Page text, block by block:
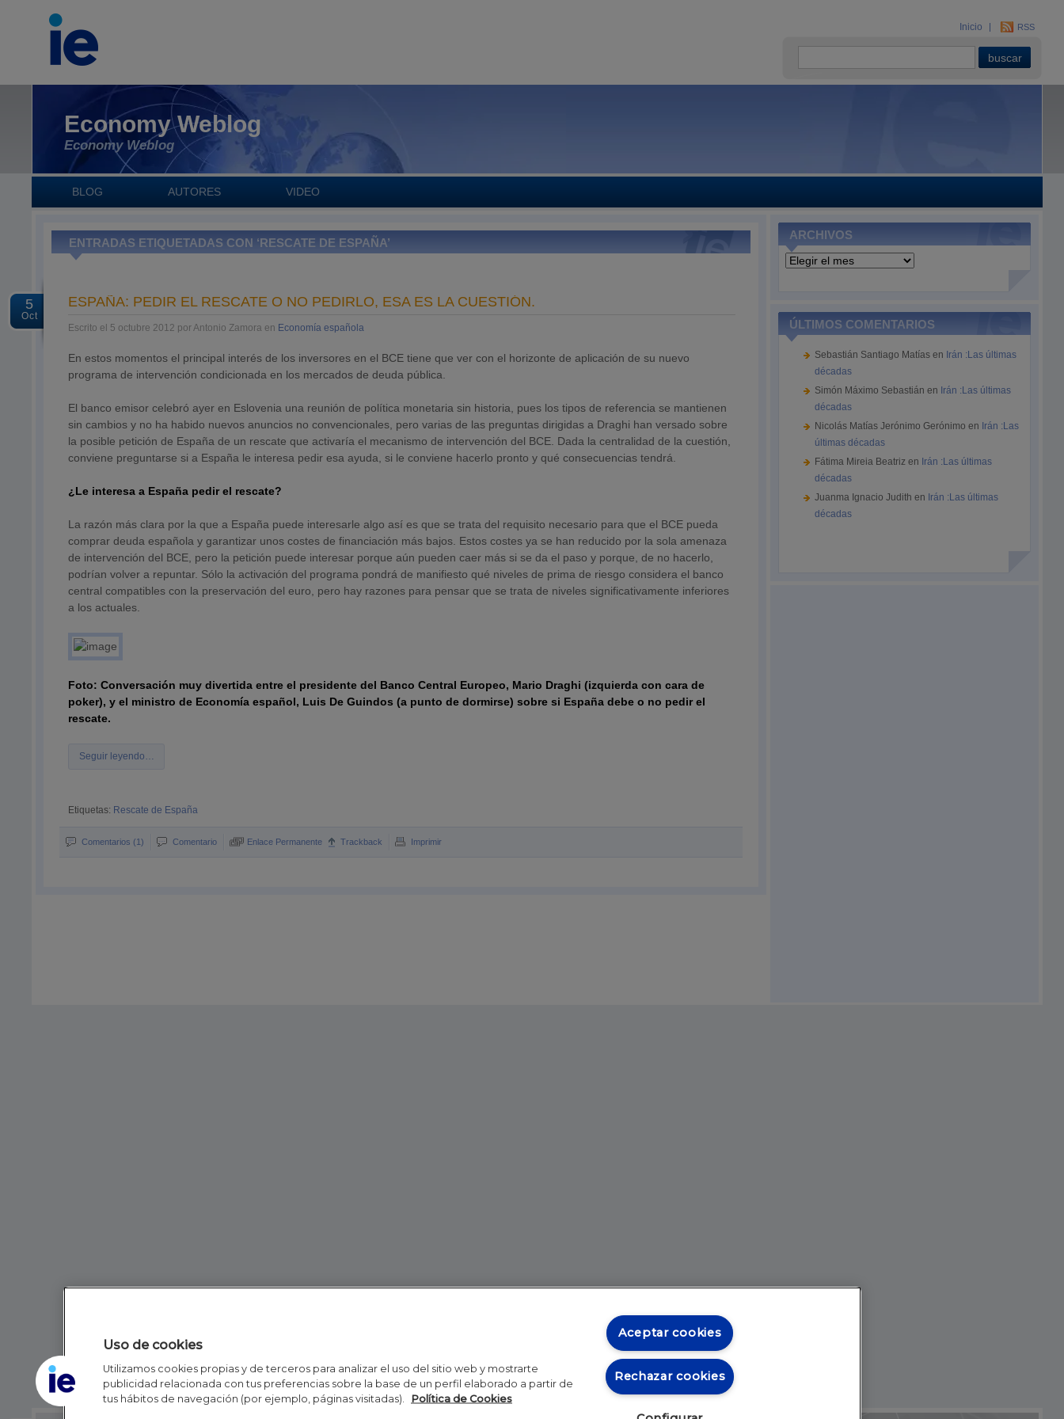
Inicio RSS
Economy Weblog
Economy Weblog
BLOG AUTORES VIDEO
ENTRADAS ETIQUETADAS CON ‘RESCATE DE ESPAÑA’
5
Oct
ESPAÑA: PEDIR EL RESCATE O NO PEDIRLO, ESA ES LA CUESTIÓN.
Escrito el 5 octubre 2012 por Antonio Zamora en Economía española
En estos momentos el principal interés de los inversores en el BCE tiene que ver con el horizonte de aplicación de su nuevo
programa de intervención condicionada en los mercados de deuda pública.
El banco emisor celebró ayer en Eslovenia una reunión de política monetaria sin historia, pues los tipos de referencia se mantienen
sin cambios y no ha habido nuevos anuncios no convencionales, pero varias de las preguntas dirigidas a Draghi han versado sobre
la posible petición de España de un rescate que activaría el mecanismo de intervención del BCE. Dada la centralidad de la cuestión,
conviene preguntarse si a España le interesa pedir esa ayuda, si le conviene hacerlo pronto y qué consecuencias tendrá.
¿Le interesa a España pedir el rescate?
La razón más clara por la que a España puede interesarle algo así es que se trata del requisito necesario para que el BCE pueda
comprar deuda española y garantizar unos costes de financiación más bajos. Estos costes ya se han reducido por la sola amenaza
de intervención del BCE, pero la petición puede interesar porque aún pueden caer más si se da el paso y porque, de no hacerlo,
podrían volver a repuntar. Sólo la activación del programa pondrá de manifiesto qué niveles de prima de riesgo considera el banco
central compatibles con la preservación del euro, pero hay razones para pensar que se trata de niveles significativamente inferiores
a los actuales.
Foto: Conversación muy divertida entre el presidente del Banco Central Europeo, Mario Draghi (izquierda con cara de
poker), y el ministro de Economía español, Luis De Guindos (a punto de dormirse) sobre si España debe o no pedir el
rescate.
Seguir leyendo…
Etiquetas: Rescate de España
Comentarios (1) Comentario Enlace Permanente Trackback Imprimir
ARCHIVOS
Archivos
ÚLTIMOS COMENTARIOS
Sebastián Santiago Matías en Irán :Las últimas
décadas
Simón Máximo Sebastián en Irán :Las últimas
décadas
Nicolás Matías Jerónimo Gerónimo en Irán :Las
últimas décadas
Fátima Mireia Beatriz en Irán :Las últimas
décadas
Juanma Ignacio Judith en Irán :Las últimas
décadas
Uso de cookies
Utilizamos cookies propias y de terceros para analizar el uso del sitio web y mostrarte
publicidad relacionada con tus preferencias sobre la base de un perfil elaborado a partir de
tus hábitos de navegación (por ejemplo, páginas visitadas).
Política de Cookies
Aceptar cookies
Rechazar cookies